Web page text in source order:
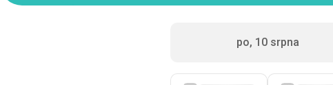
po, 10 srpna